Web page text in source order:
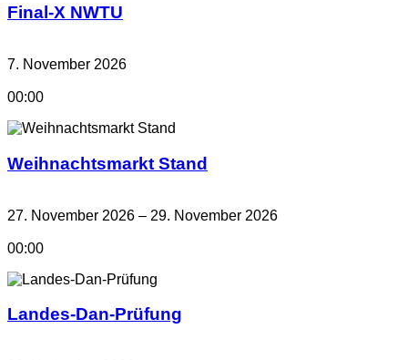
Final-X NWTU
7. November 2026
00:00
Weihnachtsmarkt Stand
27. November 2026 – 29. November 2026
00:00
Landes-Dan-Prüfung